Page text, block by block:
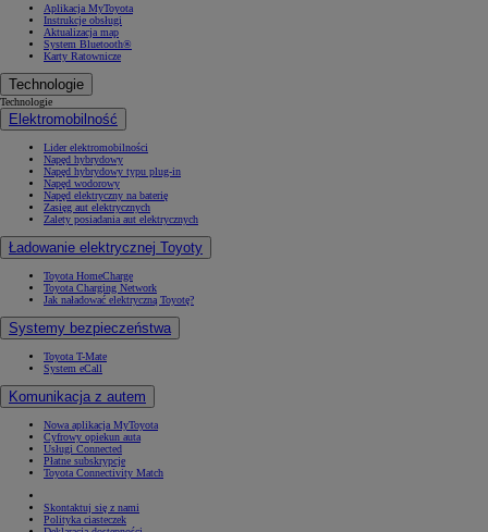
Aplikacja MyToyota
Instrukcje obsługi
Aktualizacja map
System Bluetooth®
Karty Ratownicze
Technologie
Technologie
Elektromobilność
Lider elektromobilności
Napęd hybrydowy
Napęd hybrydowy typu plug-in
Napęd wodorowy
Napęd elektryczny na baterię
Zasięg aut elektrycznych
Zalety posiadania aut elektrycznych
Ładowanie elektrycznej Toyoty
Toyota HomeCharge
Toyota Charging Network
Jak naładować elektryczną Toyotę?
Systemy bezpieczeństwa
Toyota T-Mate
System eCall
Komunikacja z autem
Nowa aplikacja MyToyota
Cyfrowy opiekun auta
Usługi Connected
Płatne subskrypcje
Toyota Connectivity Match
Skontaktuj się z nami
Polityka ciasteczek